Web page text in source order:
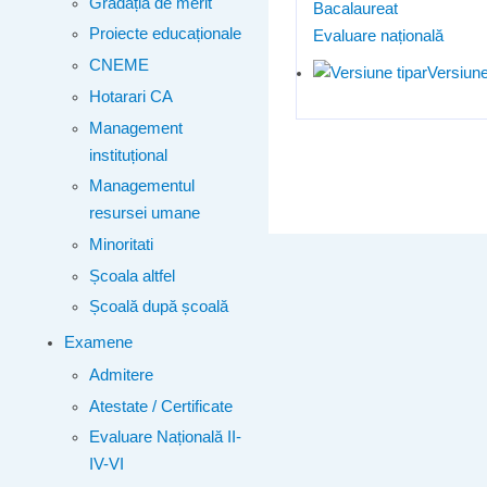
Proiecte educaționale
CNEME
Hotarari CA
Management
instituțional
Managementul
resursei umane
Minoritati
Școala altfel
Școală după școală
Examene
Admitere
Atestate / Certificate
Evaluare Națională II-
IV-VI
Bacalaureat
Evaluare națională